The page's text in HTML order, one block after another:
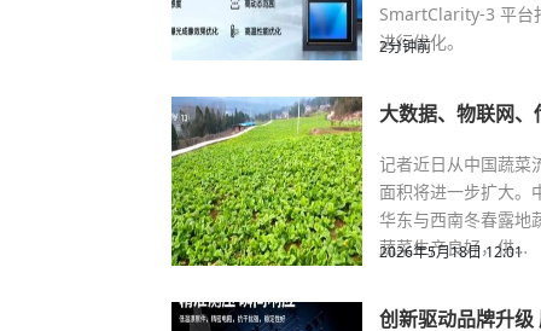
SmartClarity-3 平台
进行优化。
2分钟前
大数据、物联网
记者近日从中国蔬菜
面积将进一步扩大。
华东与西南冬春露地
蔬菜生产良好，供…
2026年5月18日 12:01
创新驱动品牌升级